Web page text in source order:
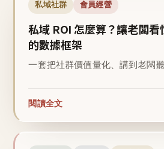
私域社群 會員經營
私域 ROI 怎麼算？讓老闆
的數據框架
一套把社群價值量化、講到老闆
閱讀全文